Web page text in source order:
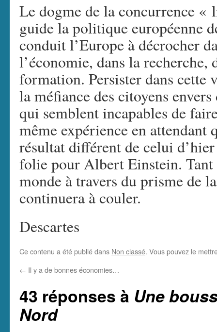
Le dogme de la concurrence «
guide la politique européenne
conduit l’Europe à décrocher
l’économie, dans la recherche,
formation. Persister dans cette
la méfiance des citoyens
qui semblent incapables de
même expérience en attendant
résultat différent de celui
folie pour Albert Einstein. Tant
monde à travers du prisme de
continuera à couler.
Descartes
Ce contenu a été publié dans Non classé. Vous pouvez le
← Il y a de bonnes économies…
43 réponses à Une
Nord